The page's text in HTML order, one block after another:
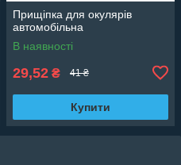
Прищіпка для окулярів
автомобільна
В наявності
29,52 ₴ 41 ₴
Купити